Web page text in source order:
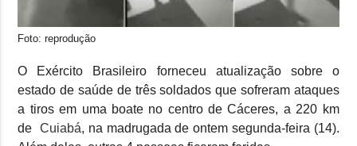
Foto: reprodução
O Exército Brasileiro forneceu atualização sobre o
estado de saúde de três soldados que sofreram ataques
a tiros em uma boate no centro de Cáceres, a 220 km
de Cuiabá, na madrugada de ontem segunda-feira (14).